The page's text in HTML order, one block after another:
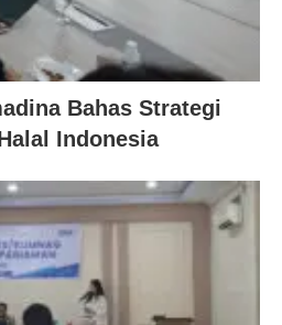
Bahas Strategi
Indonesia